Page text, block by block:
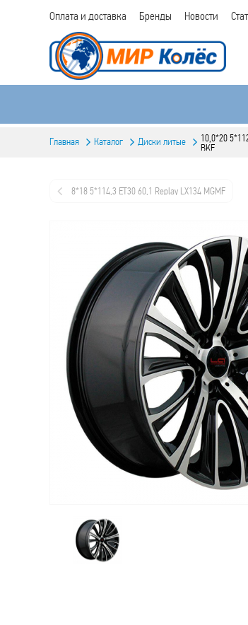
Оплата и доставка Бренды Новости
Главная Каталог Диски литые
10,0*20
BKF
8*18 5*114,3 ET30 60,1 Replay LX134 MGMF